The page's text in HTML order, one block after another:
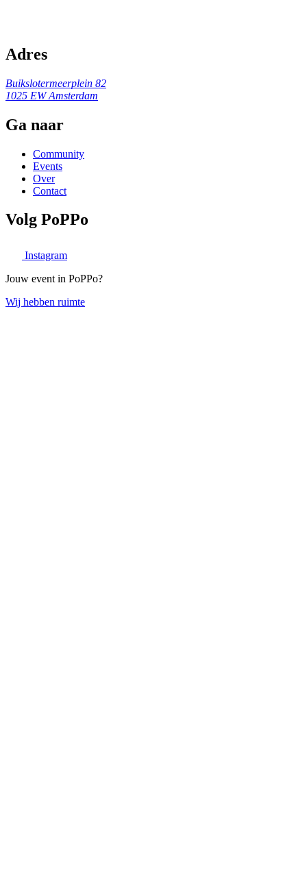
Adres
Buikslotermeerplein 82
1025 EW Amsterdam
Ga naar
Community
Events
Over
Contact
Volg PoPPo
Instagram
Jouw event in PoPPo?
Wij hebben ruimte